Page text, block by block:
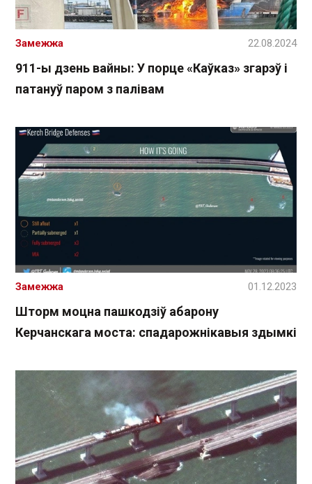
911-ы дзень вайны: У порце «Каўказ» згарэў і
патануў паром з палівам
Замежжа 22.08.2024
Шторм моцна пашкодзіў абарону
Керчанскага моста: спадарожнікавыя здымкі
Замежжа 01.12.2023